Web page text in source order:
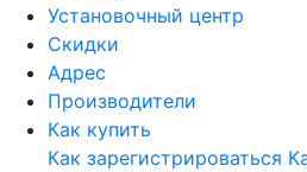
Установочный центр
Скидки
Адрес
Производители
Как купить
Как зарегистрироваться